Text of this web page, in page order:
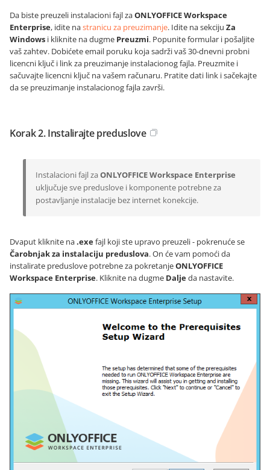
Da biste preuzeli instalacioni fajl zaONLYOFFICE Workspace
Enterprise, idite nastranicu za preuzimanje. Idite na sekciju Za
Windows i kliknite na dugme Preuzmi. Popunite formular i pošaljite
vaš zahtev. Dobićete email poruku koja sadrži vaš 30-dnevni probni
licencni ključ i link za preuzimanje instalacionog fajla. Preuzmite i
sačuvajte licencni ključ na vašem računaru. Pratite dati link i sačekajte
da se preuzimanje instalacionog fajla završi.
Korak 2. Instalirajte preduslove
Instalacioni fajl za ONLYOFFICE Workspace Enterprise
uključuje sve preduslove i komponente potrebne za
postavljanje instalacije bez internet konekcije.
Dvaput kliknite na.exefajl koji ste upravo preuzeli - pokrenuće se
Čarobnjak za instalaciju preduslova. On će vam pomoći da
instalirate preduslove potrebne za pokretanjeONLYOFFICE
Workspace Enterprise. Kliknite na dugme Daljeda nastavite.